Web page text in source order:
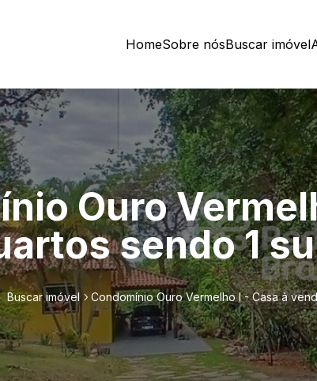
HomeSobre nósBuscar imóvel
Ouro
sendo 1
Buscar imóvel Condomínio Ouro Vermelho I - Casa à